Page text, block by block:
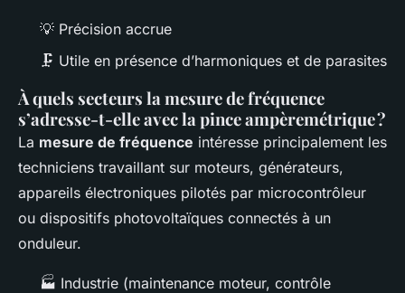
💡 Précision accrue
🗜️ Utile en présence d’harmoniques et de parasites
À quels secteurs la mesure de fréquence
s’adresse-t-elle avec la pince ampèremétrique ?
La mesure de fréquence intéresse principalement les
techniciens travaillant sur moteurs, générateurs,
appareils électroniques pilotés par microcontrôleur
ou dispositifs photovoltaïques connectés à un
onduleur.
🏭 Industrie (maintenance moteur, contrôle